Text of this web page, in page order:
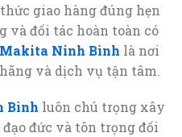
giao hàng đúng hẹn
và đối tác hoàn toàn có
Makita Ninh Bình là nơi
và dịch vụ tận tâm.
Bình luôn chú trọng xây
đức và tôn trọng đối